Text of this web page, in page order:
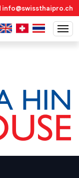
info@swissthaipro.ch